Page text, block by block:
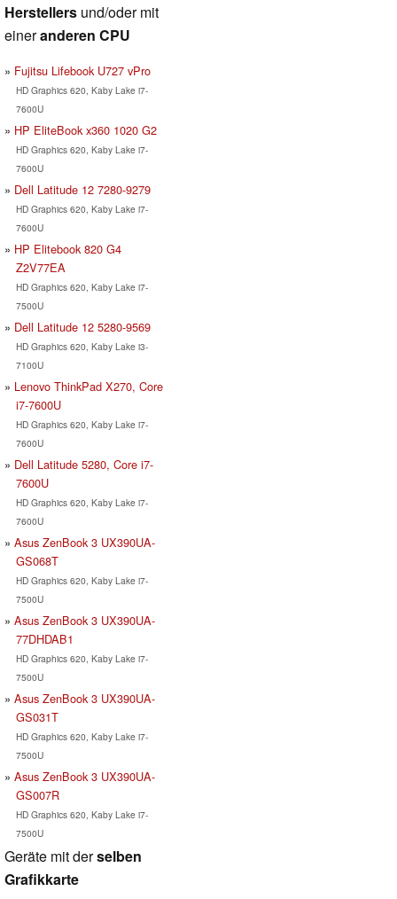
Herstellers und/oder mit
eineranderen CPU
Fujitsu Lifebook U727 vPro
HD Graphics 620, Kaby Lake i7-
7600U
HP EliteBook x360 1020 G2
HD Graphics 620, Kaby Lake i7-
7600U
Dell Latitude 12 7280-9279
HD Graphics 620, Kaby Lake i7-
7600U
HP Elitebook 820 G4
Z2V77EA
HD Graphics 620, Kaby Lake i7-
7500U
Dell Latitude 12 5280-9569
HD Graphics 620, Kaby Lake i3-
7100U
Lenovo ThinkPad X270, Core
i7-7600U
HD Graphics 620, Kaby Lake i7-
7600U
Dell Latitude 5280, Core i7-
7600U
HD Graphics 620, Kaby Lake i7-
7600U
Asus ZenBook 3 UX390UA-
GS068T
HD Graphics 620, Kaby Lake i7-
7500U
Asus ZenBook 3 UX390UA-
77DHDAB1
HD Graphics 620, Kaby Lake i7-
7500U
Asus ZenBook 3 UX390UA-
GS031T
HD Graphics 620, Kaby Lake i7-
7500U
Asus ZenBook 3 UX390UA-
GS007R
HD Graphics 620, Kaby Lake i7-
7500U
Geräte mit derselben
Grafikkarte